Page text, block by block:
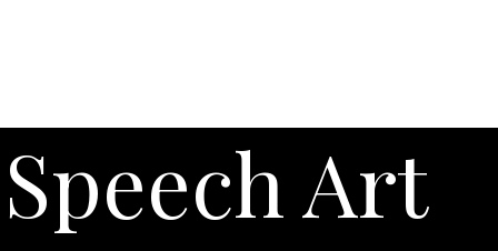
Speech Art